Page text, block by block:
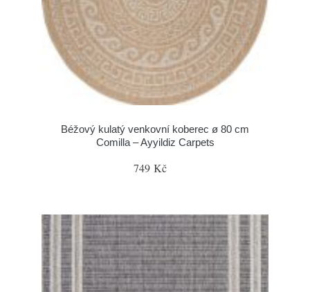
Béžový kulatý venkovní koberec ø 80 cm
Comilla – Ayyildiz Carpets
749 Kč